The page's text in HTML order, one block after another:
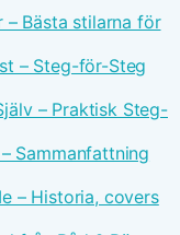
– Bästa stilarna för
– Steg-för-Steg
– Praktisk Steg-
Sammanfattning
– Historia, covers